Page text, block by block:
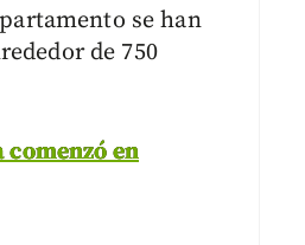
se han
de 750
en